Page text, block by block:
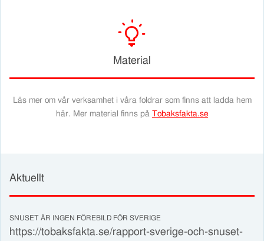
k
Material
Läs mer om vår verksamhet i våra foldrar som finns att ladda hem
här. Mer material finns på
Tobaksfakta.se
Aktuellt
SNUSET ÄR INGEN FÖREBILD FÖR SVERIGE
https://tobaksfakta.se/rapport-sverige-och-snuset-